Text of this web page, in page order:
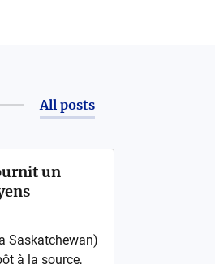
All posts
un
Saskatchewan)
à la source,